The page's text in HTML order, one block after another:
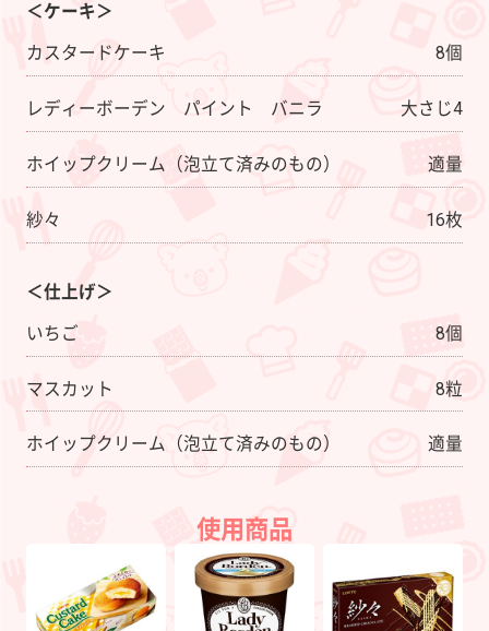
＜ケーキ＞
カスタードケーキ
8個
レディーボーデン パイント バニラ 大さじ4
ホイップクリーム（泡立て済みのもの） 適量
紗々 16枚
＜仕上げ＞
いちご
8個
マスカット 8粒
ホイップクリーム（泡立て済みのもの） 適量
使用商品